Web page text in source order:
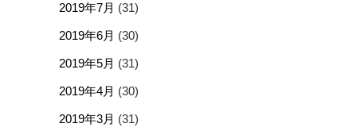
2019年7月 (31)
2019年6月 (30)
2019年5月 (31)
2019年4月 (30)
2019年3月 (31)